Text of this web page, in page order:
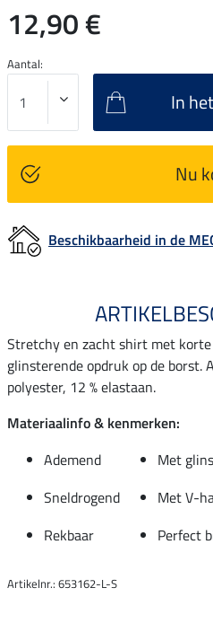
12,90 €
Aantal:
In
Nu
Beschikbaarheid in de
Stretchy en zacht shirt met
glinsterende opdruk op de borst.
polyester, 12 % elastaan.
Materiaalinfo & kenmerken:
Ademend
Met
Sneldrogend
Met V-
Rekbaar
Perfect
Artikelnr.: 653162-L-S